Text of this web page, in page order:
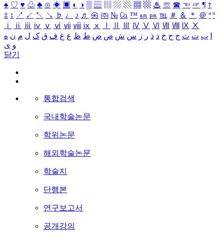
♠ ♡ ♥ ♧ ♣ ⊙ ◈ ▣ ◐ ◑ ▒ ▤ ▨ ▧ ▦ ▩ ♨ ☏ ☎ ☜ ☞ ¶ †
‡ ↕ ↗ ↙ ↖ ↘ ♭ ♩ ♪ ♬ ㉿ ㈜ № ㏇ ™ ㏂ ㏘ ℡ ＃ ＆ ＊ ＠ ª º
ⅰ
ⅱ ⅲ ⅳ ⅴ ⅵ ⅶ ⅷ ⅸ ⅹ Ⅳ Ⅴ Ⅵ Ⅶ Ⅷ Ⅸ Ⅹ
ب ت ث ج ح خ د ذ ر ز س ش ص ض ط ظ ع غ ف ق ک ل م ن ه
و ی
닫기
통합검색
국내학술논문
학위논문
해외학술논문
학술지
단행본
연구보고서
공개강의